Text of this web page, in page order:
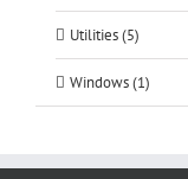
Utilities (5)
Windows (1)